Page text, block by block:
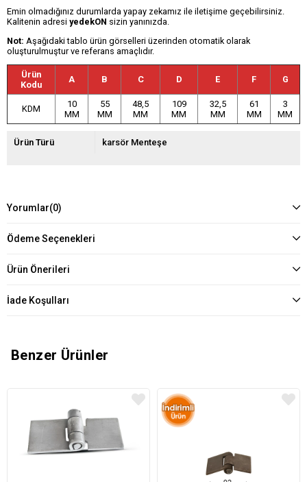
Emin olmadığınız durumlarda yapay zekamız ile iletişime geçebilirsiniz.
Kalitenin adresi yedekON sizin yanınızda.
Not: Aşağıdaki tablo ürün görselleri üzerinden otomatik olarak
oluşturulmuştur ve referans amaçlıdır.
Ürün
Kodu
A B C D E F G
KDM
10
MM
55
MM
48,5
MM
109
MM
32,5
MM
61
MM
3
MM
Ürün Türü karsör Menteşe
Yorumlar(0)
Ödeme Seçenekleri
Ürün Önerileri
İade Koşulları
Benzer Ürünler